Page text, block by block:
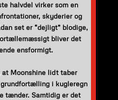
halvdel virker som en
skyderier og
set er “dejligt” blodige,
bliver det
ensformigt.
at Moonshine lidt taber
i kugleregn
tænder. Samtidig er det